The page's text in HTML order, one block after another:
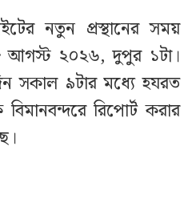
নতুন প্রস্থানের সময়
আগস্ট ২০২৬, দুপুর ১টা।
সকাল ৯টার মধ্যে হযরত
রিপোর্ট করার